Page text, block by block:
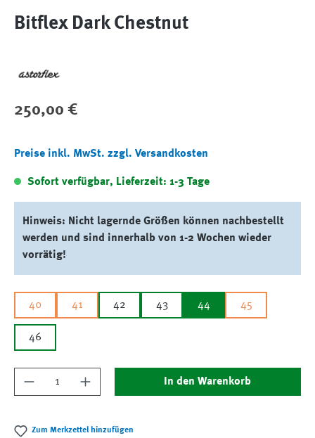
Bitflex Dark Chestnut
Regulärer Preis:
250,00 €
Preise inkl. MwSt. zzgl. Versandkosten
Sofort verfügbar, Lieferzeit: 1-3 Tage
Hinweis: Nicht lagernde Größen können nachbestellt
werden und sind innerhalb von 1-2 Wochen wieder
vorrätig!
40 41 42 43 44 45
46
Produkt Anzahl: Gib den gewünschten Wert
In den Warenkorb
Zum Merkzettel hinzufügen